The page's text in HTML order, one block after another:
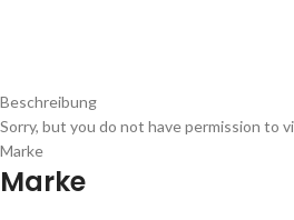
Beschreibung
Sorry, but you do not have permission to
Marke
Marke